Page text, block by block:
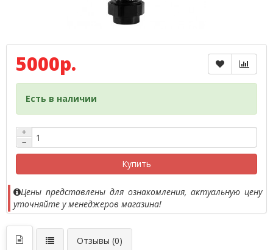
5000р.
Есть в наличии
+
−
Купить
Цены представлены для ознакомления, актуальную цену
уточняйте у менеджеров магазина!
Отзывы (0)